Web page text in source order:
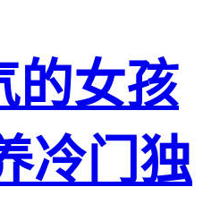
的女孩
冷门独